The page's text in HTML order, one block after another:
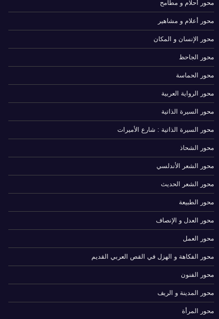
محور أحلام و مطامح
محور أعلام و مشاهير
محور الإنسان و المكان
محور الجاحظ
محور الحماسة
محور الرواية العربية
محور السيرة الذاتية
محور السيرة الذاتية : شارع الأميرات
محور الشحاذ
محور الشعر الأندلسي
محور الشعر الحديث
محور الطبيعة
محور العدل و الإنصاف
محور العمل
محور الفكاهة و الهزل في القص العربي القديم
محور الفنون
محور المدينة و الريف
محور المرأة